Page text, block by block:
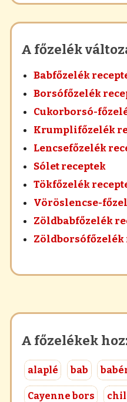
A főzelék
Babfőzelék
Borsófőzelék
Cukorborsó-
Krumplifőzelék
Lencsefőzelék
Sólet receptek
Tökfőzelék
Vöröslencse-
Zöldbabfőzelék
Zöldborsófőzelék
A főzelékek
alaplé bab
Cayenne bors